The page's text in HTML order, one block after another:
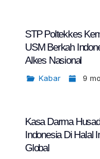
STP Poltekkes
USM Berkah
Alkes Nasional
Kabar 9
Kasa Darma
Indonesia Di Halal
Global